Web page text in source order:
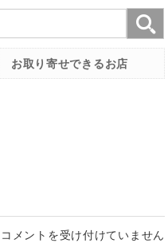
コメントを受け付けていません
お取り寄せできるお店